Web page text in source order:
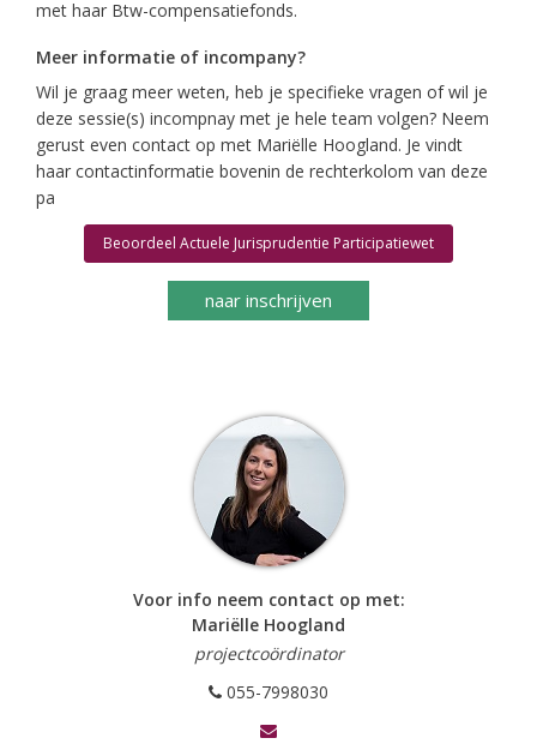
met haar Btw-compensatiefonds.
Meer informatie of incompany?
Wil je graag meer weten, heb je specifieke vragen of wil je
deze sessie(s) incompnay met je hele team volgen? Neem
gerust even contact op met Mariëlle Hoogland. Je vindt
haar contactinformatie bovenin de rechterkolom van deze
pa
Beoordeel Actuele Jurisprudentie Participatiewet
naar inschrijven
Voor info neem contact op met:
Mariëlle Hoogland
projectcoördinator
055-7998030